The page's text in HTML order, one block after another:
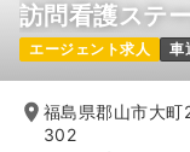
訪問看護ステ
エージェント求人 車
福島県郡山市大
302